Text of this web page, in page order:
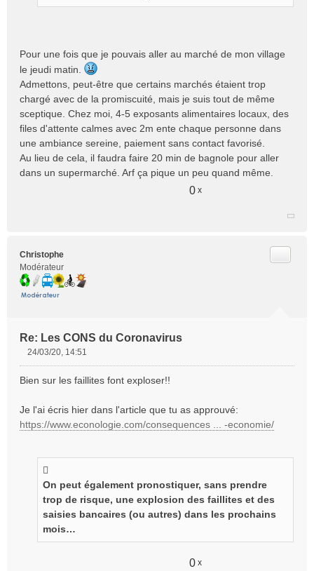
Pour une fois que je pouvais aller au marché de mon village
le jeudi matin.
Admettons, peut-être que certains marchés étaient trop
chargé avec de la promiscuité, mais je suis tout de même
sceptique. Chez moi, 4-5 exposants alimentaires locaux, des
files d'attente calmes avec 2m ente chaque personne dans
une ambiance sereine, paiement sans contact favorisé.
Au lieu de cela, il faudra faire 20 min de bagnole pour aller
dans un supermarché. Arf ça pique un peu quand même.
0 x
Christophe
Modérateur
Re: Les CONS du Coronavirus
s
a
g
24/03/20, 14:51
Bien sur les faillites font exploser!!
Je l'ai écris hier dans l'article que tu as approuvé:
https://www.econologie.com/consequences ... -economie/
On peut également pronostiquer, sans prendre
trop de risque, une explosion des faillites et des
saisies bancaires (ou autres) dans les prochains
mois…
0 x